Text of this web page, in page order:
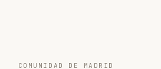
COMUNIDAD DE MADRID